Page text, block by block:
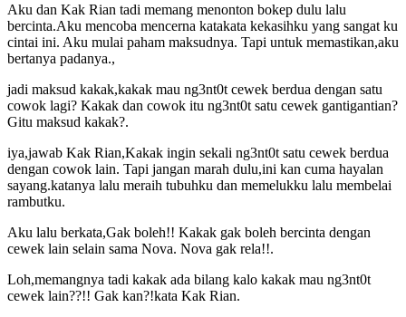
Aku dan Kak Rian tadi memang menonton bokep dulu lalu
bercinta.Aku mencoba mencerna katakata kekasihku yang sangat ku
cintai ini. Aku mulai paham maksudnya. Tapi untuk memastikan,aku
bertanya padanya.,
jadi maksud kakak,kakak mau ng3nt0t cewek berdua dengan satu
cowok lagi? Kakak dan cowok itu ng3nt0t satu cewek gantigantian?
Gitu maksud kakak?.
iya,jawab Kak Rian,Kakak ingin sekali ng3nt0t satu cewek berdua
dengan cowok lain. Tapi jangan marah dulu,ini kan cuma hayalan
sayang.katanya lalu meraih tubuhku dan memelukku lalu membelai
rambutku.
Aku lalu berkata,Gak boleh!! Kakak gak boleh bercinta dengan
cewek lain selain sama Nova. Nova gak rela!!.
Loh,memangnya tadi kakak ada bilang kalo kakak mau ng3nt0t
cewek lain??!! Gak kan?!kata Kak Rian.